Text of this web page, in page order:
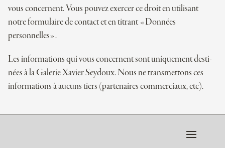
vous concernent. Vous pou­vez exer­cer ce droit en uti­li­sant
notrefor­mu­laire de contactet en titrant «Don­nées
personnelles».
Les infor­ma­tions qui vous concernent sont unique­ment des­ti­
nées à la Galerie Xavier Seydoux. Nous ne trans­met­tons ces
infor­ma­tions à aucuns tiers (par­te­naires com­mer­ciaux, etc).